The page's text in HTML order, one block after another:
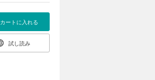
カートに入れる
試し読み